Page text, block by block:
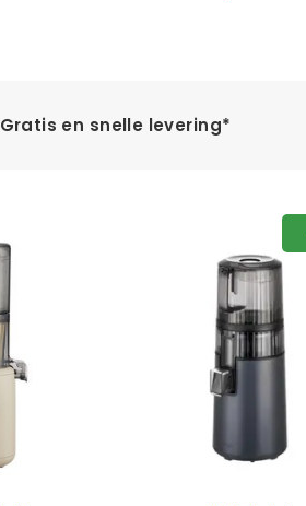
Gratis en snelle levering*